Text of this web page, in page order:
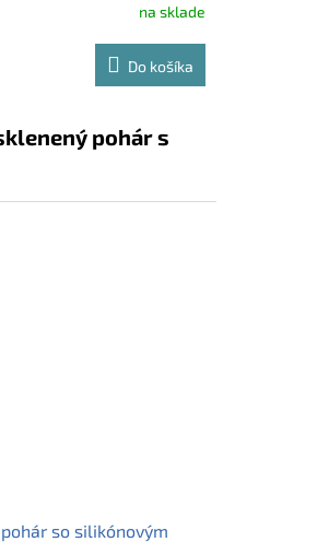
na sklade
Do košíka
pohár s
pohár s bambusovým
so silikónovým